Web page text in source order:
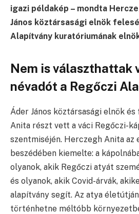
igazi példakép – mondta
János köztársasági elnök
Alapítvány kuratóriumának
Nem is választhattak
névadót a Regőczi
Áder János köztársasági elnök
Anita részt vett a váci Regőczi-
szentmiséjén. Herczegh Anita
beszédében kiemelte: a
olyanok, akik Regőczi atyát
és olyanok, akik Covid-árvák,
alapítvány segít. Az atya
történhetne méltóbb